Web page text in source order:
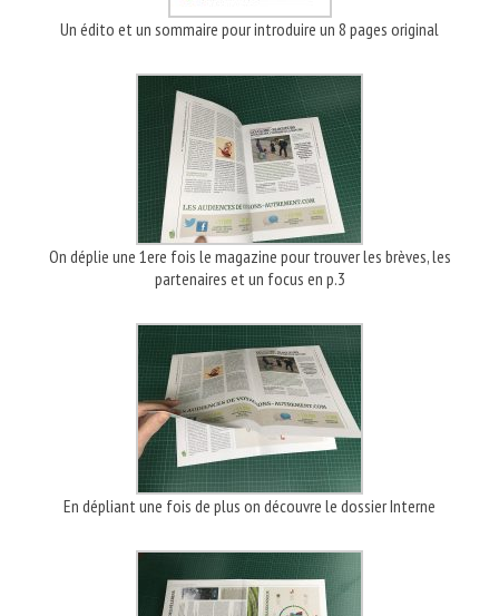
Un édito et un sommaire pour introduire un 8 pages original
On déplie une 1ere fois le magazine pour trouver les brèves, les
partenaires et un focus en p.3
En dépliant une fois de plus on découvre le dossier Interne